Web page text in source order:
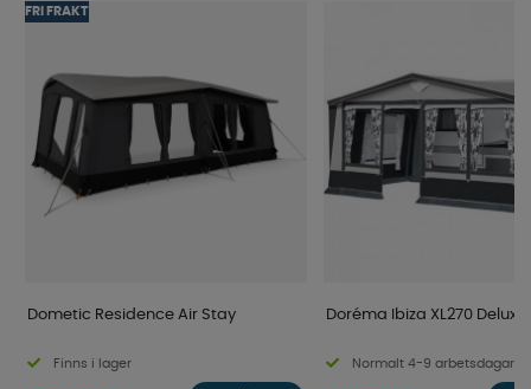
FRI FRAKT
Dometic Residence Air Stay
Finns i lager
Doréma Ibiza XL270 Deluxe
Normalt 4-9 arbetsdagar